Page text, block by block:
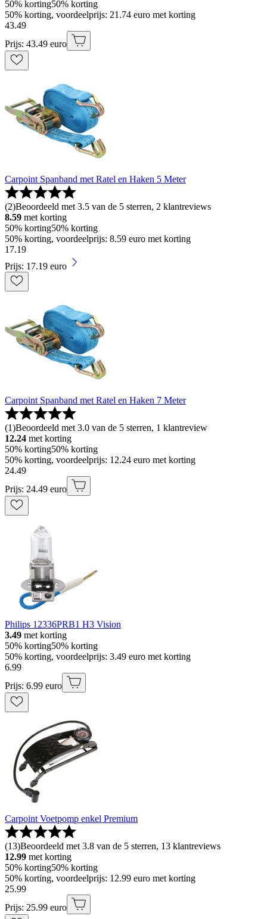
50% korting50% korting
50% korting, voordeelprijs: 21.74 euro met korting
43.49
Prijs: 43.49 euro
Carpoint Spanband met Ratel en Haken 5 Meter
(2)Beoordeeld met 3.5 van de 5 sterren, 2 klantreviews
8.59 met korting
50% korting50% korting
50% korting, voordeelprijs: 8.59 euro met korting
17.19
Prijs: 17.19 euro
Carpoint Spanband met Ratel en Haken 7 Meter
(1)Beoordeeld met 3.0 van de 5 sterren, 1 klantreview
12.24 met korting
50% korting50% korting
50% korting, voordeelprijs: 12.24 euro met korting
24.49
Prijs: 24.49 euro
Philips 12336PRB1 H3 Vision
3.49 met korting
50% korting50% korting
50% korting, voordeelprijs: 3.49 euro met korting
6.99
Prijs: 6.99 euro
Carpoint Voetpomp enkel Premium
(13)Beoordeeld met 3.8 van de 5 sterren, 13 klantreviews
12.99 met korting
50% korting50% korting
50% korting, voordeelprijs: 12.99 euro met korting
25.99
Prijs: 25.99 euro